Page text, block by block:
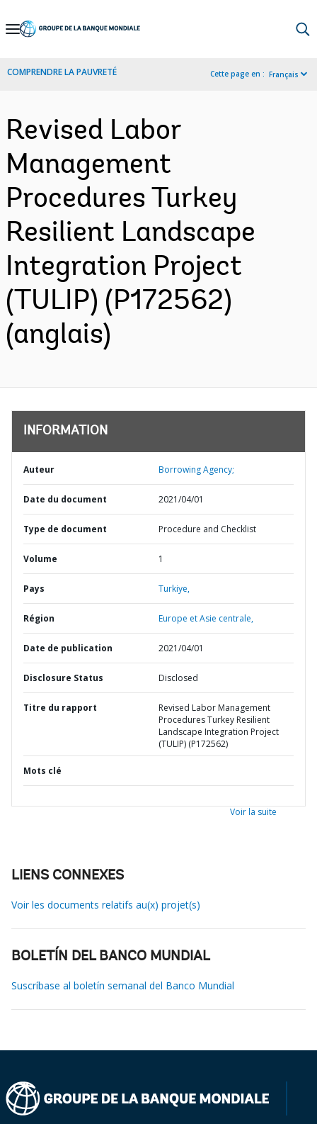
Skip
Navigation
COMPRENDRE LA PAUVRETÉ Cette page en : Français
Revised Labor
Management
Procedures Turkey
Resilient Landscape
Integration Project
(TULIP) (P172562)
(anglais)
INFORMATION
Auteur Borrowing Agency;
Date du document 2021/04/01
Type de document Procedure and Checklist
Volume 1
Pays Turkiye,
Région Europe et Asie centrale,
Date de publication 2021/04/01
Disclosure Status Disclosed
Titre du rapport
Revised Labor Management
Procedures Turkey Resilient
Landscape Integration Project
(TULIP) (P172562)
Mots clé
Voir la suite
LIENS CONNEXES
Voir les documents relatifs au(x) projet(s)
BOLETÍN DEL BANCO MUNDIAL
Suscríbase al boletín semanal del Banco Mundial